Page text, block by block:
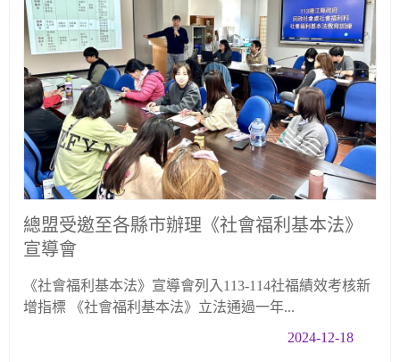
總盟受邀至各縣市辦理《社會福利基本法》
宣導會
《社會福利基本法》宣導會列入113-114社福績效考核新
增指標 《社會福利基本法》立法通過一年...
2024-12-18